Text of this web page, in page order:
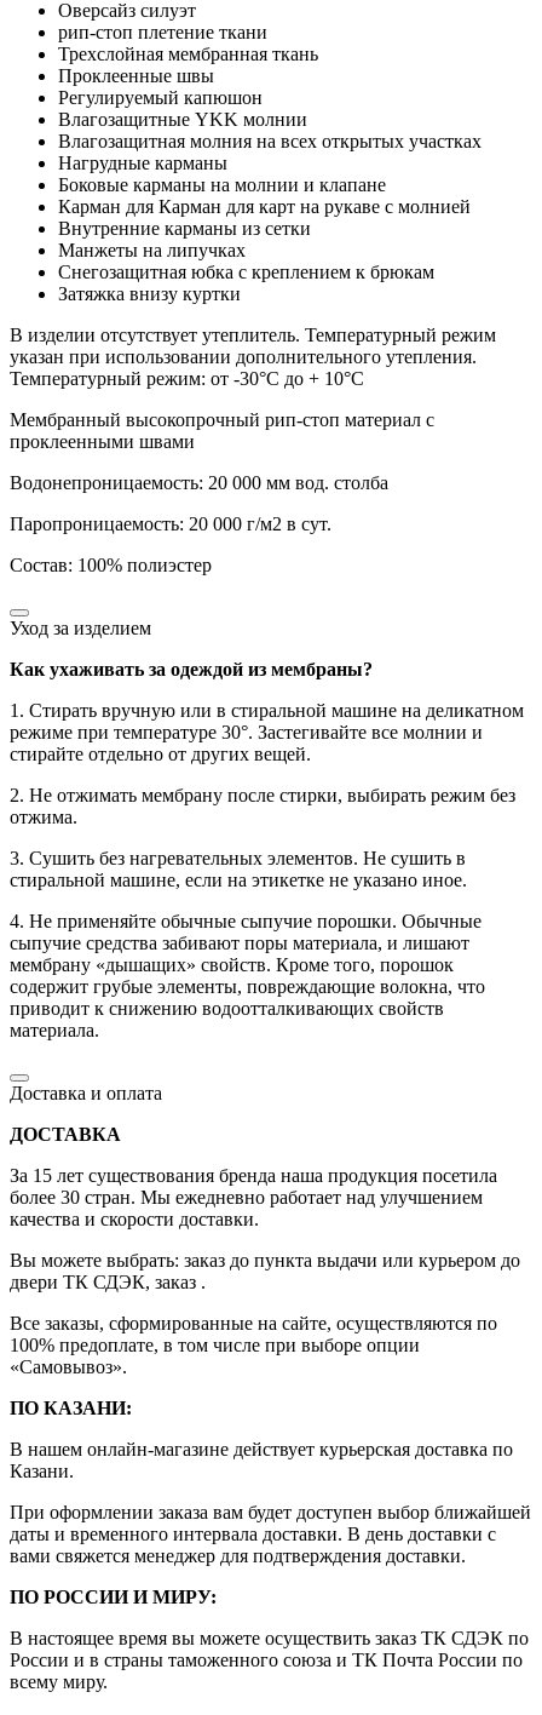
Оверсайз силуэт
рип-стоп плетение ткани
Трехслойная мембранная ткань
Проклеенные швы
Регулируемый капюшон
Влагозащитные YKK молнии
Влагозащитная молния на всех открытых участках
Нагрудные карманы
Боковые карманы на молнии и клапане
Карман для Карман для карт на рукаве с молнией
Внутренние карманы из сетки
Манжеты на липучках
Снегозащитная юбка с креплением к брюкам
Затяжка внизу куртки
В изделии отсутствует утеплитель. Температурный режим
указан при использовании дополнительного утепления.
Температурный режим: от -30°C до + 10°C
Мембранный высокопрочный рип-стоп материал с
проклеенными швами
Водонепроницаемость: 20 000 мм вод. столба
Паропроницаемость: 20 000 г/м2 в сут.
Состав: 100% полиэстер
Уход за изделием
Как ухаживать за одеждой из мембраны?
1. Стирать вручную или в стиральной машине на деликатном
режиме при температуре 30°. Застегивайте все молнии и
стирайте отдельно от других вещей.
2. Не отжимать мембрану после стирки, выбирать режим без
отжима.
3. Сушить без нагревательных элементов. Не сушить в
стиральной машине, если на этикетке не указано иное.
4. Не применяйте обычные сыпучие порошки. Обычные
сыпучие средства забивают поры материала, и лишают
мембрану «дышащих» свойств. Кроме того, порошок
содержит грубые элементы, повреждающие волокна, что
приводит к снижению водоотталкивающих свойств
материала.
Доставка и оплата
ДОСТАВКА
За 15 лет существования бренда наша продукция посетила
более 30 стран. Мы ежедневно работает над улучшением
качества и скорости доставки.
Вы можете выбрать: заказ до пункта выдачи или курьером до
двери ТК СДЭК, заказ .
Все заказы, сформированные на сайте, осуществляются по
100% предоплате, в том числе при выборе опции
«Самовывоз».
ПО КАЗАНИ:
В нашем онлайн-магазине действует курьерская доставка по
Казани.
При оформлении заказа вам будет доступен выбор ближайшей
даты и временного интервала доставки. В день доставки с
вами свяжется менеджер для подтверждения доставки.
ПО РОССИИ И МИРУ:
В настоящее время вы можете осуществить заказ ТК СДЭК по
России и в страны таможенного союза и ТК Почта России по
всему миру.